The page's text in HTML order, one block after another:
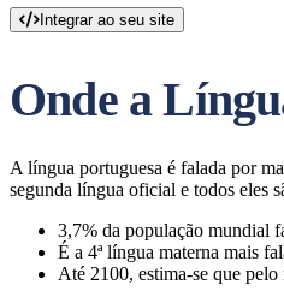
Integrar ao seu site
Onde a
A língua portuguesa é falada por
segunda língua oficial e todos eles
3,7% da população mundial
É a 4ª língua materna mais
Até 2100, estima-se que